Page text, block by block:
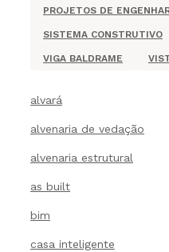
PROJETOS DE
SISTEMA CONSTRUTIVO
VIGA BALDRAME
alvará
alvenaria de vedação
alvenaria estrutural
as built
bim
casa inteligente